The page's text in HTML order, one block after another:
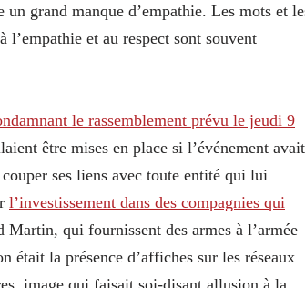
grand manque d’empathie. Les mots et
et au respect sont souvent
le rassemblement prévu le jeudi 9
être mises en place si l’événement avait
ses liens avec toute entité qui lui
l’investissement dans des compagnies qui
qui fournissent des armes à l’armée
était la présence d’affiches sur les réseaux